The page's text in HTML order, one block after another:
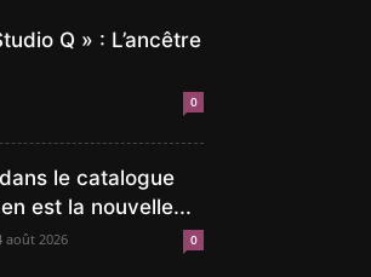
Q » : L’ancêtre
0
le catalogue
est la nouvelle...
août 2026 0